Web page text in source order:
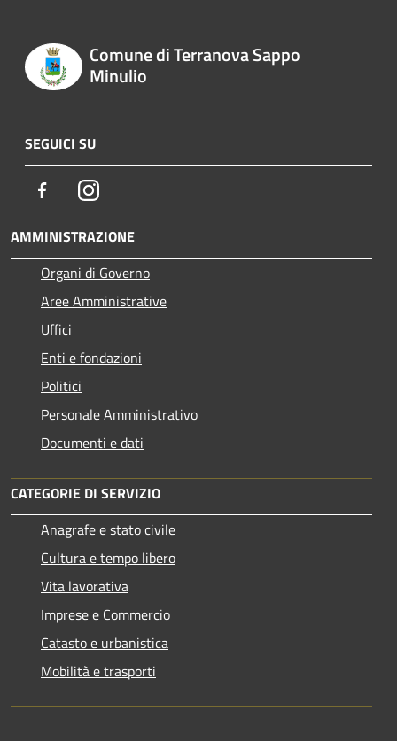
Comune di Terranova Sappo
Minulio
SEGUICI SU
FacebookInstagram
AMMINISTRAZIONE
Organi di Governo
Aree Amministrative
Uffici
Enti e fondazioni
Politici
Personale Amministrativo
Documenti e dati
CATEGORIE DI SERVIZIO
Anagrafe e stato civile
Cultura e tempo libero
Vita lavorativa
Imprese e Commercio
Catasto e urbanistica
Mobilità e trasporti